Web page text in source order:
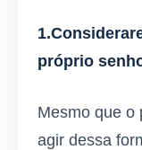
próprio
Mesmo que o
agir dessa